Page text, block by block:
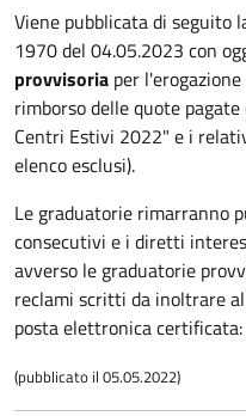
Viene pubblicata di seguito
1970 del 04.05.2023 con
provvisoria per
rimborso delle quote
Centri Estivi 2022" e i
elenco esclusi).
Le graduatorie rimarranno
consecutivi e i diretti
avverso le graduatorie
reclami scritti da inoltrare
posta elettronica certificata:
(pubblicato il 05.05.2022)